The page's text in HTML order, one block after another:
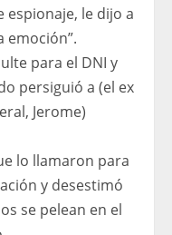
espionaje, le dijo a
emoción”.
para el DNI y
persiguió a (el ex
Jerome)
lo llamaron para
y desestimó
se pelean en el